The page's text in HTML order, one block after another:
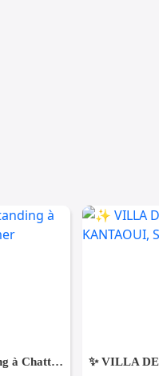
Une Villa moderne haut standing à Chatt Mariem Sousse Vue mer